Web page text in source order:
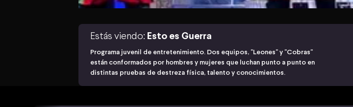
Estás viendo: Esto es Guerra
Programa juvenil de entretenimiento. Dos equipos, "Leones" y "Cobras"
están conformados por hombres y mujeres que luchan punto a punto en
distintas pruebas de destreza física, talento y conocimientos.